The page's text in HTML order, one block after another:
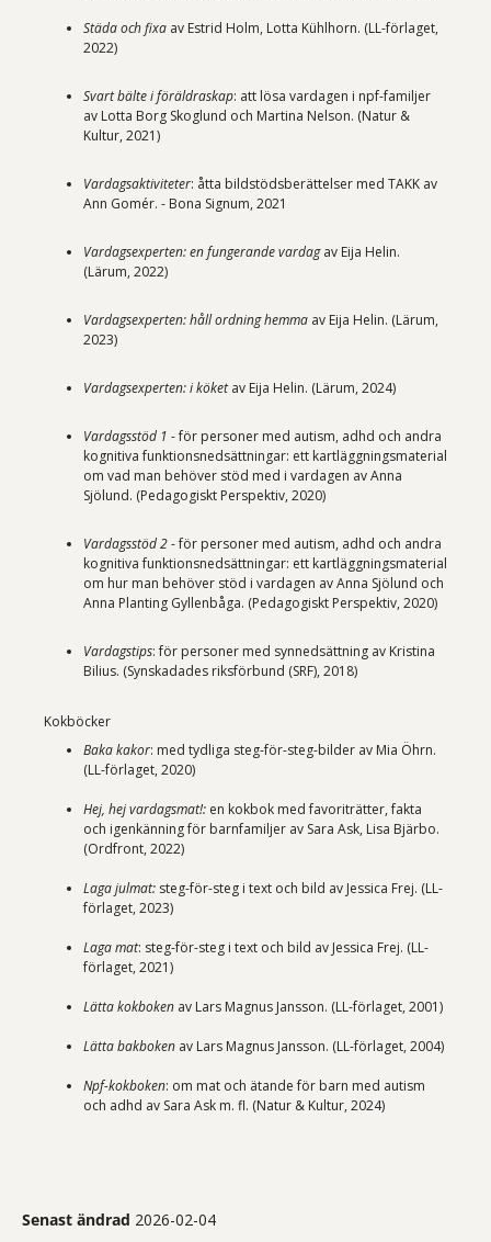
Städa och fixa av Estrid Holm, Lotta Kühlhorn. (LL-förlaget,
2022)
Svart bälte i föräldraskap: att lösa vardagen i npf-familjer
av Lotta Borg Skoglund och Martina Nelson. (Natur &
Kultur, 2021)
Vardagsaktiviteter: åtta bildstödsberättelser med TAKK av
Ann Gomér. - Bona Signum, 2021
Vardagsexperten: en fungerande vardagav Eija Helin.
(Lärum, 2022)
Vardagsexperten: håll ordning hemma av Eija Helin. (Lärum,
2023)
Vardagsexperten: i köketav Eija Helin. (Lärum, 2024)
Vardagsstöd 1 - för personer med autism, adhd och andra
kognitiva funktionsnedsättningar: ett kartläggningsmaterial
om vad man behöver stöd med i vardagen av Anna
Sjölund. (Pedagogiskt Perspektiv, 2020)
Vardagsstöd 2- för personer med autism, adhd och andra
kognitiva funktionsnedsättningar: ett kartläggningsmaterial
om hur man behöver stöd i vardagen av Anna Sjölund och
Anna Planting Gyllenbåga. (Pedagogiskt Perspektiv, 2020)
Vardagstips: för personer med synnedsättning av Kristina
Bilius. (Synskadades riksförbund (SRF), 2018)
Kokböcker
Baka kakor: med tydliga steg-för-steg-bilder av Mia Öhrn.
(LL-förlaget, 2020)
Hej, hej vardagsmat!: en kokbok med favoriträtter, fakta
och igenkänning för barnfamiljer av Sara Ask, Lisa Bjärbo.
(Ordfront, 2022)
Laga julmat: steg-för-steg i text och bild av Jessica Frej. (LL-
förlaget, 2023)
Laga mat: steg-för-steg i text och bild av Jessica Frej. (LL-
förlaget, 2021)
Lätta kokboken av Lars Magnus Jansson. (LL-förlaget, 2001)
Lätta bakboken av Lars Magnus Jansson. (LL-förlaget, 2004)
Npf-kokboken: om mat och ätande för barn med autism
och adhd av Sara Ask m. fl. (Natur & Kultur, 2024)
Senast ändrad 2026-02-04